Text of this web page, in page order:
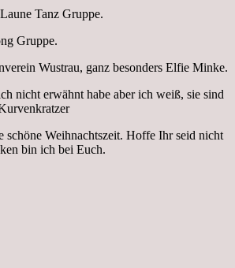
Tanz Gruppe.
Gruppe.
Wustrau, ganz besonders Elfie Minke.
nicht erwähnt habe aber ich weiß, sie sind
schöne Weihnachtszeit. Hoffe Ihr seid nicht
bin ich bei Euch.